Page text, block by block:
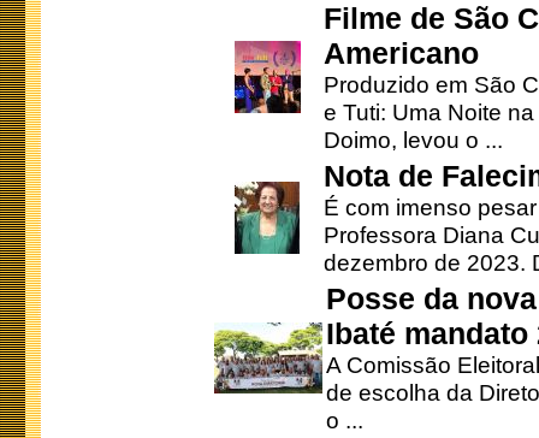
Filme de São
Americano
Produzido em São
e Tuti: Uma Noite
Doimo, levou o ...
Nota de
É com imenso
Professora Diana
dezembro de 2023.
Posse da
Ibaté mandato
A Comissão
de escolha da
o ...